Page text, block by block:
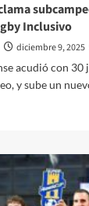
Inclusivo
diciembre 9, 2025
acudió con 30
y sube un